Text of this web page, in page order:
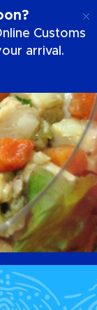
Customs
arrival.